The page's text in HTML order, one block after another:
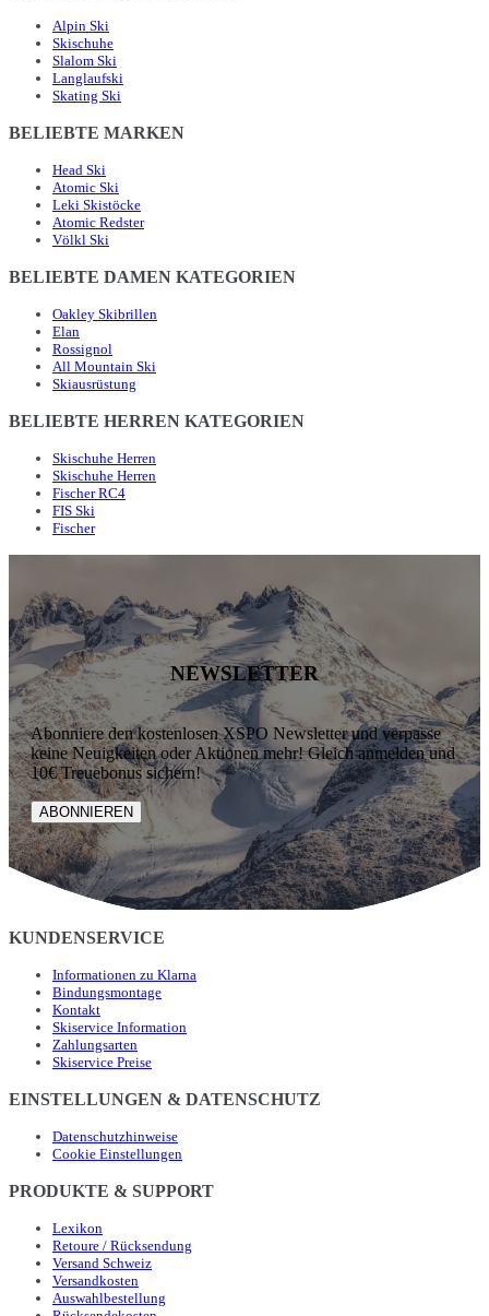
Alpin Ski
Skischuhe
Slalom Ski
Langlaufski
Skating Ski
BELIEBTE MARKEN
Head Ski
Atomic Ski
Leki Skistöcke
Atomic Redster
Völkl Ski
BELIEBTE DAMEN KATEGORIEN
Oakley Skibrillen
Elan
Rossignol
All Mountain Ski
Skiausrüstung
BELIEBTE HERREN KATEGORIEN
Skischuhe Herren
Skischuhe Herren
Fischer RC4
FIS Ski
Fischer
NEWSLETTER
Abonniere den kostenlosen XSPO Newsletter und verpasse
keine Neuigkeiten oder Aktionen mehr! Gleich anmelden und
10€ Treuebonus sichern!
ABONNIEREN
KUNDENSERVICE
Informationen zu Klarna
Bindungsmontage
Kontakt
Skiservice Information
Zahlungsarten
Skiservice Preise
EINSTELLUNGEN & DATENSCHUTZ
Datenschutzhinweise
Cookie Einstellungen
PRODUKTE & SUPPORT
Lexikon
Retoure / Rücksendung
Versand Schweiz
Versandkosten
Auswahlbestellung